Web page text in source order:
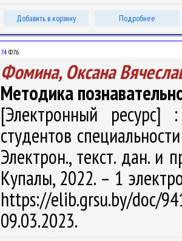
Добавить в корзину Подробнее
74 Ф76
Фомина, Оксана
Методика
[Электронный ресурс]
студентов
Электрон., текст. дан. и
Купалы, 2022. – 1
https://elib.grsu.by/
09.03.2023.